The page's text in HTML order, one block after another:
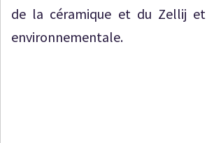
de la céramique et du Zellij
environnementale.